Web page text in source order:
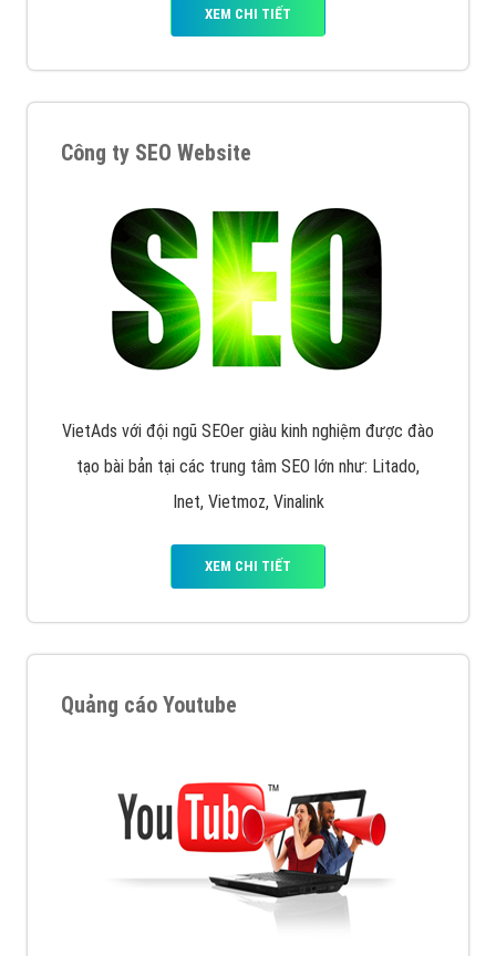
XEM CHI TIẾT
Công ty SEO Website
VietAds với đội ngũ SEOer giàu kinh nghiệm được đào
tạo bài bản tại các trung tâm SEO lớn như: Litado,
Inet, Vietmoz, Vinalink
XEM CHI TIẾT
Quảng cáo Youtube